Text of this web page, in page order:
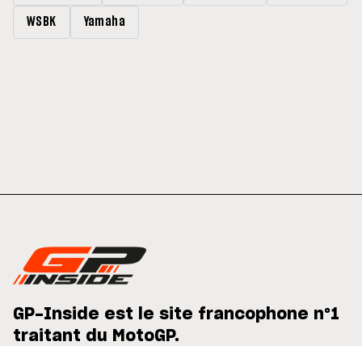
WSBK Yamaha
GP-Inside est le site francophone n°1
traitant du MotoGP.